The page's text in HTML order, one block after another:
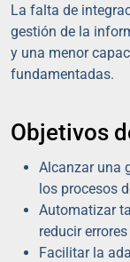
La falta de
gestión de la
y una menor
fundamentadas.
Objetivos
Alcanzar una
los procesos
Automatizar
reducir
Facilitar la